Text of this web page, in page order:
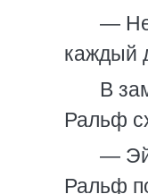
— Не
каждый
В
Ральф
—
Ральф